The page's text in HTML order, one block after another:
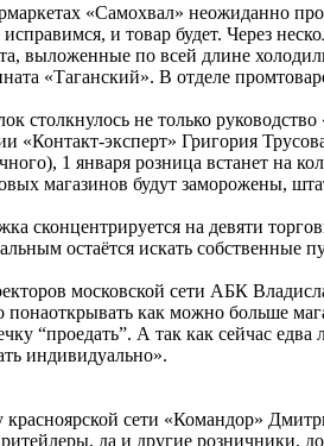
«Самохвал» неожиданно
и товар будет. Через
выложенные по всей длине
«Таганский». В отделе
столкнулось не только
«Контакт-эксперт» Григория
1 января розница встанет на
магазинов будут заморожены,
сконцентрируется на девяти
остаётся искать собственные
московской сети АБК
понаоткрывать как можно больше
“проедать”. А так как сейчас
индивидуально».
красноярской сети «Командор»
да и другие розничники,